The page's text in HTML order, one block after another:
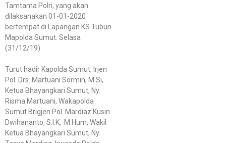
Tamtama Polri, yang akan
dilaksanakan 01-01-2020
bertempat di Lapangan KS Tubun
Mapolda Sumut. Selasa
(31/12/19)
Turut hadir Kapolda Sumut, Irjen
Pol. Drs. Martuani Sormin, M.Si,
Ketua Bhayangkari Sumut, Ny.
Risma Martuani, Wakapolda
Sumut Brigjen Pol. Mardiaz Kusin
Dwihananto, S.I.K, M.Hum, Wakil
Ketua Bhayangkari Sumut, Ny.